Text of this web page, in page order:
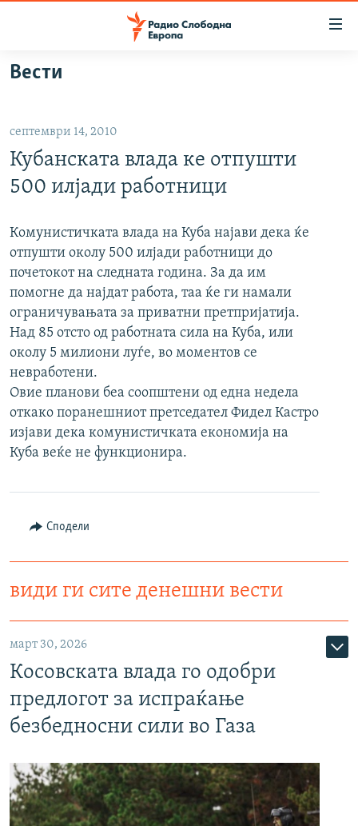
Оди
на
главната
навигација
на
пребарување
ВИЗУЕЛНО
ВЕСТИ
ШТО ТРЕБА ДА ЗНАЕТЕ
ПРИЈАВИ СЕ ЗА ЊУЗЛЕТЕР
ПОДКАСТ ЗОШТО?
СЛЕДЕТЕ НЕ
РСЕ веб страници
Вести
септември 14, 2010
Кубанската влада ке отпушти
500 илјади работници
Комунистичката влада на Куба најави дека ќе
отпушти околу 500 илјади работници до
почетокот на следната година. За да им
помогне да најдат работа, таа ќе ги намали
ограничувањата за приватни претпријатија.
Над 85 отсто од работната сила на Куба, или
околу 5 милиони луѓе, во моментов се
невработени.
Овие планови беа соопштени од една недела
откако поранешниот претседател Фидел Кастро
изјави дека комунистичката економија на
Куба веќе не функционира.
Сподели
види ги сите денешни вести
март 30, 2026
Косовската влада го одобри
предлогот за испраќање
безбедносни сили во Газа